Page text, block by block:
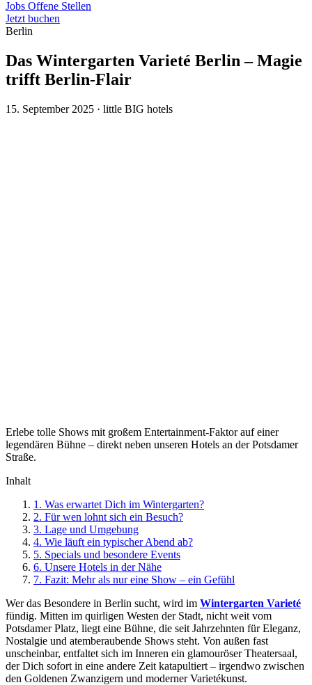
Jobs Offene Stellen
Jetzt buchen
Berlin
Das Wintergarten Varieté Berlin – Magie
trifft Berlin-Flair
15. September 2025 · little BIG hotels
Erlebe tolle Shows mit großem Entertainment-Faktor auf einer
legendären Bühne – direkt neben unseren Hotels an der Potsdamer
Straße.
Inhalt
1. Was erwartet Dich im Wintergarten?
2. Für wen lohnt sich ein Besuch?
3. Lage und Umgebung
4. Wie läuft ein typischer Abend ab?
5. Specials und besondere Events
6. Unsere Hotels in der Nähe
7. Fazit: Mehr als nur eine Show – ein Gefühl
Wer das Besondere in Berlin sucht, wird im Wintergarten Varieté
fündig. Mitten im quirligen Westen der Stadt, nicht weit vom
Potsdamer Platz, liegt eine Bühne, die seit Jahrzehnten für Eleganz,
Nostalgie und atemberaubende Shows steht. Von außen fast
unscheinbar, entfaltet sich im Inneren ein glamouröser Theatersaal,
der Dich sofort in eine andere Zeit katapultiert – irgendwo zwischen
den Goldenen Zwanzigern und moderner Varietékunst.